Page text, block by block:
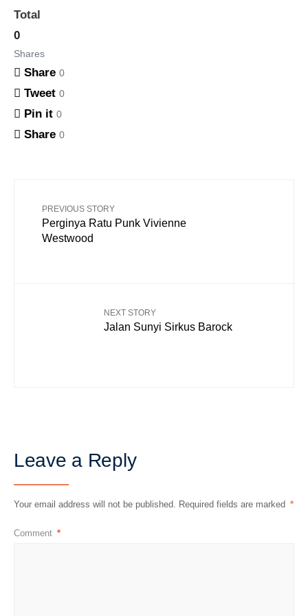
Total
0
Shares
Share 0
Tweet 0
Pin it 0
Share 0
PREVIOUS STORY
Perginya Ratu Punk Vivienne
Westwood
NEXT STORY
Jalan Sunyi Sirkus Barock
Leave a Reply
Your email address will not be published. Required fields are marked *
Comment *